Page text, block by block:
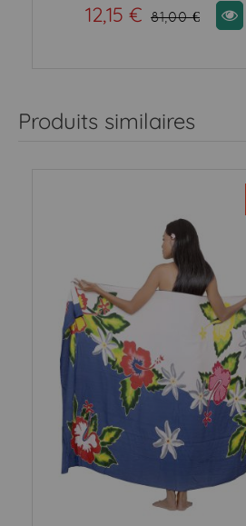
12,15 € 81,00 €
Produits similaires